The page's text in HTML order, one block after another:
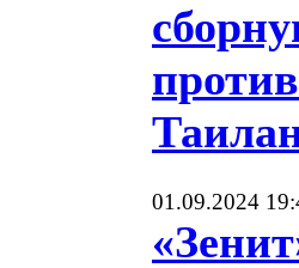
01.09.2024